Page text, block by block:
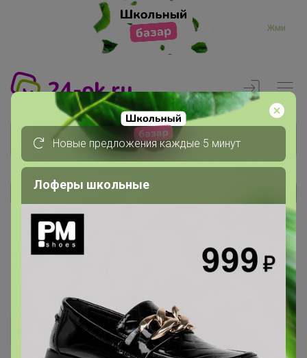
Жми
Главная
Члены клуба
Ксения1982
Виртуоз СП
Новые предложения каждые 5 минут
Лоферы школьные